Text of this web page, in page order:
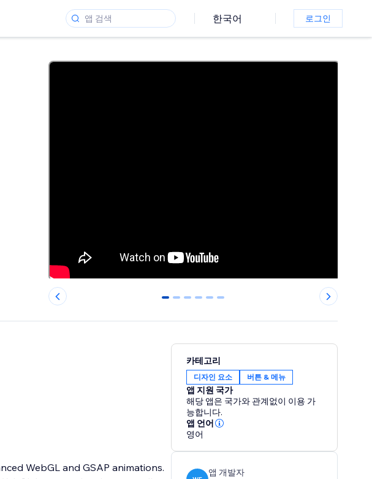
한국어 로그인
0 1 2 3 4 5
WebGL and GSAP animations.
카테고리
디자인 요소 버튼 & 메뉴
앱 지원 국가
해당 앱은 국가와 관계없이 이용 가
능합니다.
앱 언어
영어
앱 개발자